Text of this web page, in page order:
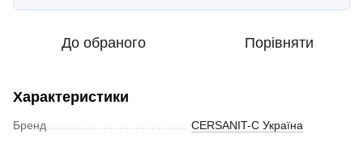
До обраного Порівняти
Характеристики
Бренд CERSANIT-С Україна